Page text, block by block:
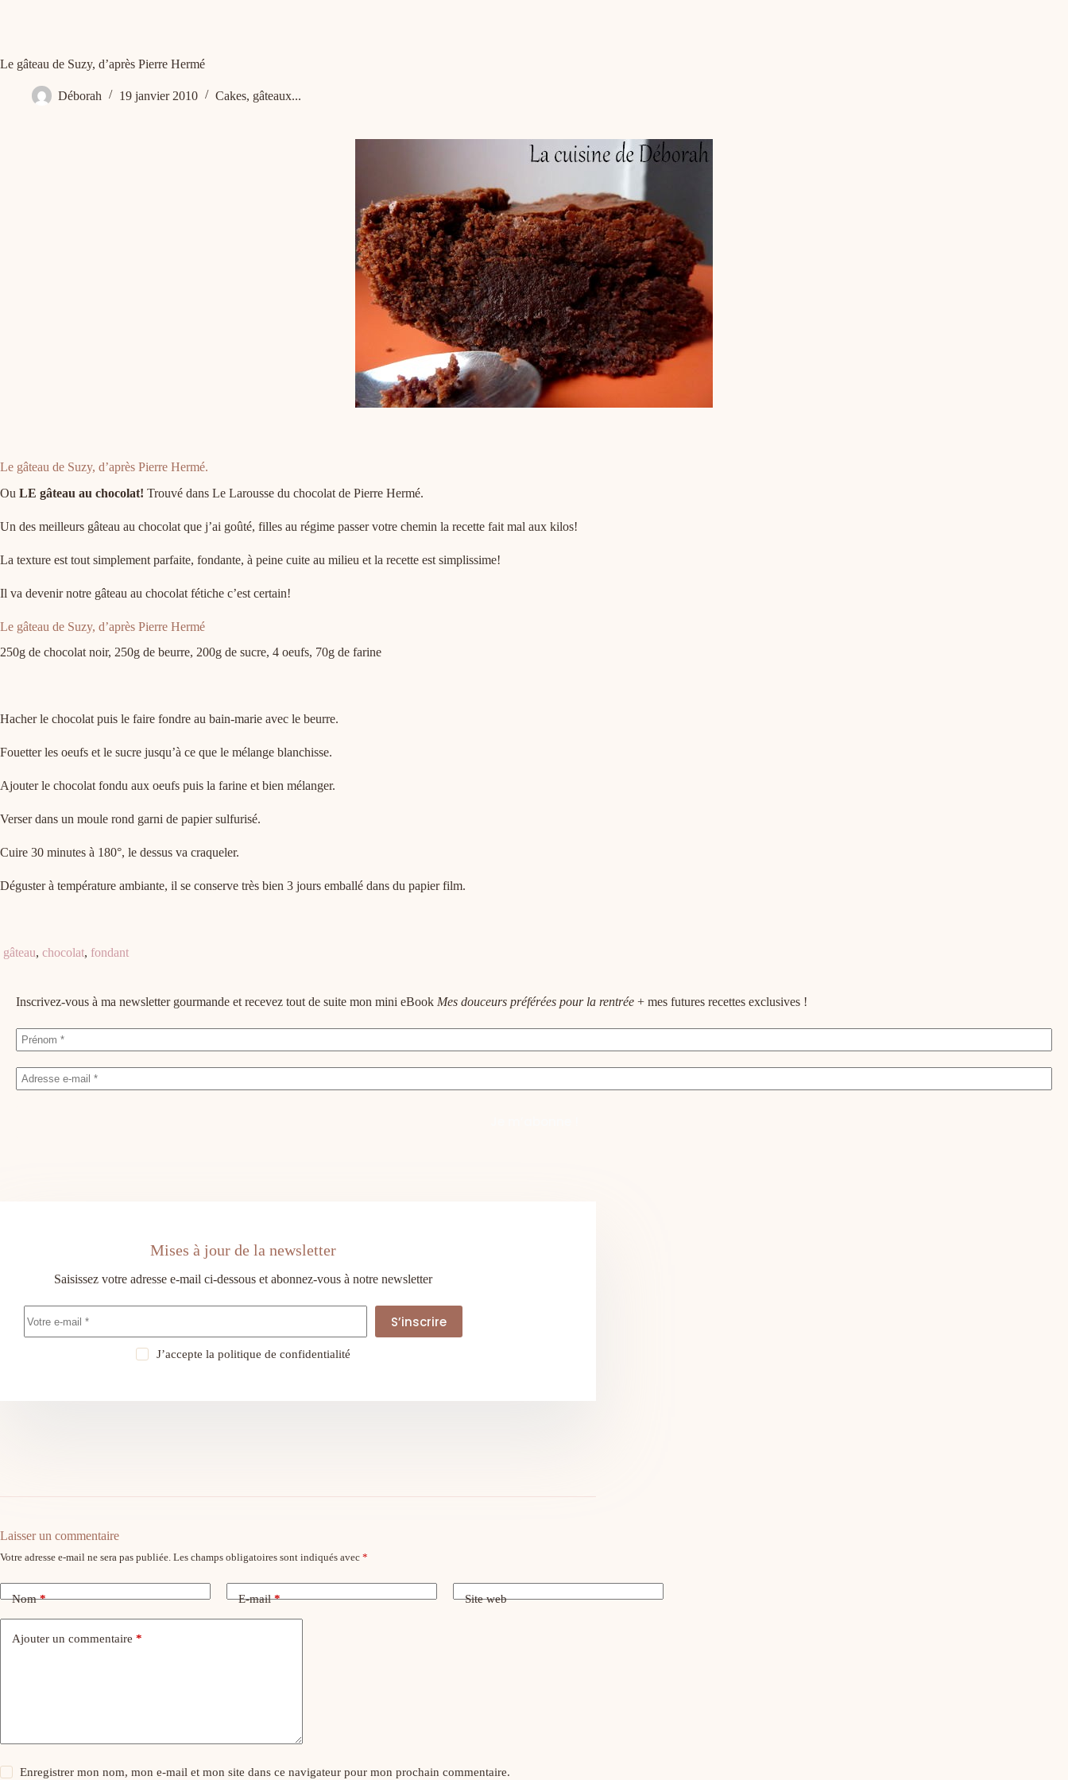
Le gâteau de Suzy, d’après Pierre Hermé
Déborah 19 janvier 2010 Cakes, gâteaux...
Le gâteau de Suzy, d’après Pierre Hermé.
Ou LE gâteau au chocolat! Trouvé dans Le Larousse du chocolat de Pierre Hermé.
Un des meilleurs gâteau au chocolat que j’ai goûté, filles au régime passer votre chemin la recette fait mal aux kilos!
La texture est tout simplement parfaite, fondante, à peine cuite au milieu et la recette est simplissime!
Il va devenir notre gâteau au chocolat fétiche c’est certain!
Le gâteau de Suzy, d’après Pierre Hermé
250g de chocolat noir, 250g de beurre, 200g de sucre, 4 oeufs, 70g de farine
Hacher le chocolat puis le faire fondre au bain-marie avec le beurre.
Fouetter les oeufs et le sucre jusqu’à ce que le mélange blanchisse.
Ajouter le chocolat fondu aux oeufs puis la farine et bien mélanger.
Verser dans un moule rond garni de papier sulfurisé.
Cuire 30 minutes à 180°, le dessus va craqueler.
Déguster à température ambiante, il se conserve très bien 3 jours emballé dans du papier film.
gâteau, chocolat, fondant
Inscrivez-vous à ma newsletter gourmande et recevez tout de suite mon mini eBook Mes douceurs préférées pour la rentrée + mes futures recettes exclusives !
Mises à jour de la newsletter
Saisissez votre adresse e-mail ci-dessous et abonnez-vous à notre newsletter
S’inscrire
J’accepte la politique de confidentialité
Laisser un commentaire
Votre adresse e-mail ne sera pas publiée. Les champs obligatoires sont indiqués avec *
Nom* E-mail* Site web
Ajouter un commentaire *
Enregistrer mon nom, mon e-mail et mon site dans ce navigateur pour mon prochain commentaire.